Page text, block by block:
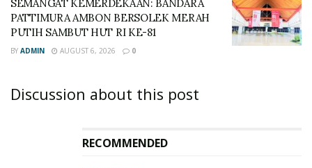
SEMANGAT KEMERDEKAAN: BANDARA
PATTIMURA AMBON BERSOLEK MERAH
PUTIH SAMBUT HUT RI KE-81
BY ADMIN AUGUST 6, 2026 0
Discussion about this post
RECOMMENDED